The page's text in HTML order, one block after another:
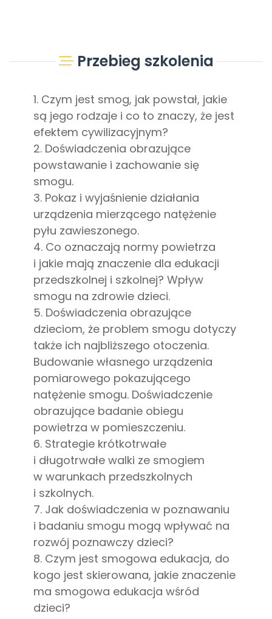
Przebieg szkolenia
1. Czym jest smog, jak powstał, jakie
są jego rodzaje i co to znaczy, że jest
efektem cywilizacyjnym?
2. Doświadczenia obrazujące
powstawanie i zachowanie się
smogu.
3. Pokaz i wyjaśnienie działania
urządzenia mierzącego natężenie
pyłu zawieszonego.
4. Co oznaczają normy powietrza
i jakie mają znaczenie dla edukacji
przedszkolnej i szkolnej? Wpływ
smogu na zdrowie dzieci.
5. Doświadczenia obrazujące
dzieciom, że problem smogu dotyczy
także ich najbliższego otoczenia.
Budowanie własnego urządzenia
pomiarowego pokazującego
natężenie smogu. Doświadczenie
obrazujące badanie obiegu
powietrza w pomieszczeniu.
6. Strategie krótkotrwałe
i długotrwałe walki ze smogiem
w warunkach przedszkolnych
i szkolnych.
7. Jak doświadczenia w poznawaniu
i badaniu smogu mogą wpływać na
rozwój poznawczy dzieci?
8. Czym jest smogowa edukacja, do
kogo jest skierowana, jakie znaczenie
ma smogowa edukacja wśród
dzieci?